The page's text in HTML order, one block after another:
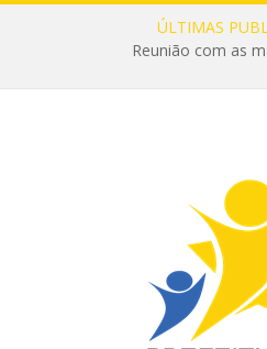
ÚLTIMAS
Reunião com as